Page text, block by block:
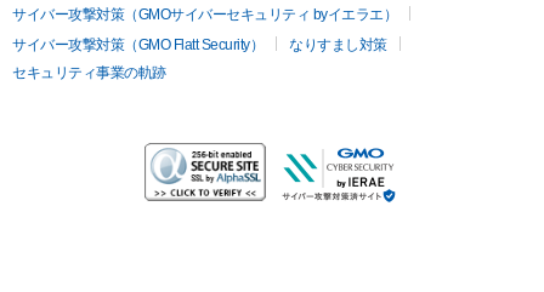
サイバー攻撃対策（GMOサイバーセキュリティ byイエラエ）
サイバー攻撃対策（GMO Flatt Security）
なりすまし対策
セキュリティ事業の軌跡